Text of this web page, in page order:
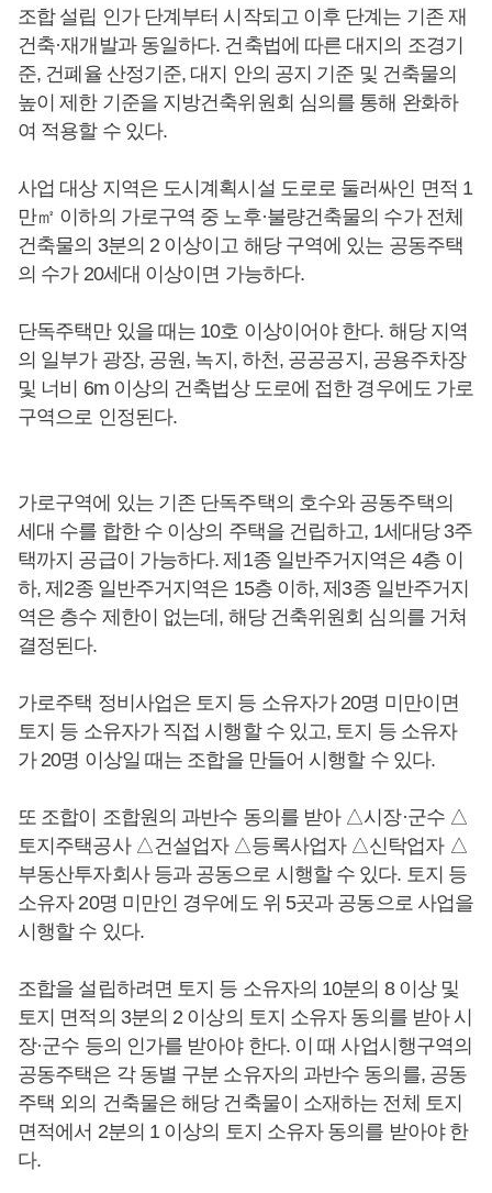
조합 설립 인가 단계부터 시작되고 이후 단계는 기존 재
건축·재개발과 동일하다. 건축법에 따른 대지의 조경기
준, 건폐율 산정기준, 대지 안의 공지 기준 및 건축물의
높이 제한 기준을 지방건축위원회 심의를 통해 완화하
여 적용할 수 있다.
사업 대상 지역은 도시계획시설 도로로 둘러싸인 면적 1
만㎡ 이하의 가로구역 중 노후·불량건축물의 수가 전체
건축물의 3분의 2 이상이고 해당 구역에 있는 공동주택
의 수가 20세대 이상이면 가능하다.
단독주택만 있을 때는 10호 이상이어야 한다. 해당 지역
의 일부가 광장, 공원, 녹지, 하천, 공공공지, 공용주차장
및 너비 6m 이상의 건축법상 도로에 접한 경우에도 가로
구역으로 인정된다.
가로구역에 있는 기존 단독주택의 호수와 공동주택의
세대 수를 합한 수 이상의 주택을 건립하고, 1세대당 3주
택까지 공급이 가능하다. 제1종 일반주거지역은 4층 이
하, 제2종 일반주거지역은 15층 이하, 제3종 일반주거지
역은 층수 제한이 없는데, 해당 건축위원회 심의를 거쳐
결정된다.
가로주택 정비사업은 토지 등 소유자가 20명 미만이면
토지 등 소유자가 직접 시행할 수 있고, 토지 등 소유자
가 20명 이상일 때는 조합을 만들어 시행할 수 있다.
또 조합이 조합원의 과반수 동의를 받아 △시장·군수 △
토지주택공사 △건설업자 △등록사업자 △신탁업자 △
부동산투자회사 등과 공동으로 시행할 수 있다. 토지 등
소유자 20명 미만인 경우에도 위 5곳과 공동으로 사업을
시행할 수 있다.
조합을 설립하려면 토지 등 소유자의 10분의 8 이상 및
토지 면적의 3분의 2 이상의 토지 소유자 동의를 받아 시
장·군수 등의 인가를 받아야 한다. 이 때 사업시행구역의
공동주택은 각 동별 구분 소유자의 과반수 동의를, 공동
주택 외의 건축물은 해당 건축물이 소재하는 전체 토지
면적에서 2분의 1 이상의 토지 소유자 동의를 받아야 한
다.